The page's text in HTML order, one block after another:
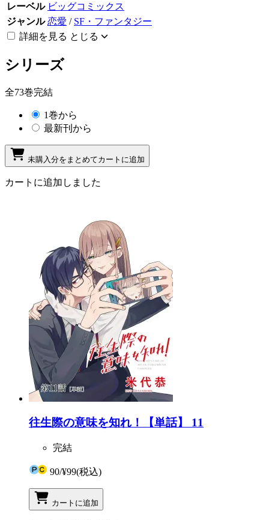
レーベル ビッグコミックス
ジャンル 恋愛 / SF・ファンタジー
詳細を見る とじる
シリーズ
全73巻完結
1巻から
最新刊から
未購入分をまとめてカートに追加
カートに追加しました
往生際の意味を知れ！【単話】 11
完結
90/¥99(税込)
カートに追加